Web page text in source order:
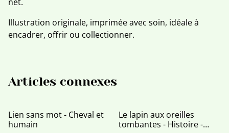
Illustration originale, imprimée avec soin, idéale à
encadrer, offrir ou collectionner.
Articles connexes
Lien sans mot - Cheval et
humain
Le lapin aux oreilles
tombantes - Histoire -